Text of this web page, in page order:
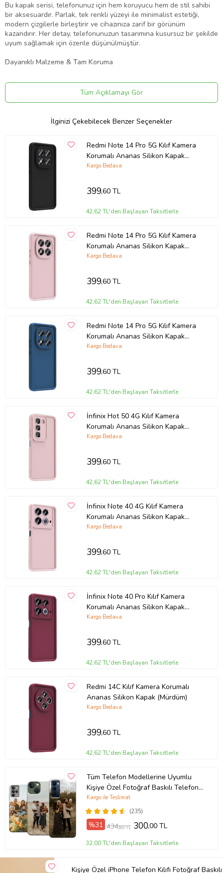
Bu kapak serisi, telefonunuz için hem koruyucu hem de stil sahibi
bir aksesuardır. Parlak, tek renkli yüzeyi ile minimalist estetiği,
modern çizgilerle birleştirir ve cihazınıza zarif bir görünüm
kazandırır. Her detay, telefonunuzun tasarımına kusursuz bir şekilde
uyum sağlamak için özenle düşünülmüştür.
Dayanıklı Malzeme & Tam Koruma
Özel olarak seçilmiş dayanıklı malzemeden üretilen bu kapak,
günlük kullanımda telefonunuzu darbelere, düşmelere ve çiziklere
karşı korur. Kamera lensini saran yüksek kenarlar ve ön yüzeyi
Ergonomik tasarımı, telefonunuza sadece koruma sunmakla kalmaz,
aynı zamanda rahat bir tutuş ve kolay kullanım da sağlar. Tüm
fonksiyonlarına sorunsuz erişimi garanti eder.
Tüm Açıklamayı Gör
İlginizi Çekebilecek Benzer Seçenekler
Redmi Note 14 Pro 5G Kılıf Kamera
Korumalı Ananas Silikon Kapak
(Siyah)
Kargo Bedava
399,60 TL
42,62 TL'den Başlayan Taksitlerle
Redmi Note 14 Pro 5G Kılıf Kamera
Korumalı Ananas Silikon Kapak
(Pembe)
Kargo Bedava
399,60 TL
42,62 TL'den Başlayan Taksitlerle
Redmi Note 14 Pro 5G Kılıf Kamera
Korumalı Ananas Silikon Kapak
(Koyu Yeşil)
Kargo Bedava
399,60 TL
42,62 TL'den Başlayan Taksitlerle
İnfinix Hot 50 4G Kılıf Kamera
Korumalı Ananas Silikon Kapak
(Pembe)
Kargo Bedava
399,60 TL
42,62 TL'den Başlayan Taksitlerle
İnfinix Note 40 4G Kılıf Kamera
Korumalı Ananas Silikon Kapak
(Pembe)
Kargo Bedava
399,60 TL
42,62 TL'den Başlayan Taksitlerle
İnfinix Note 40 Pro Kılıf Kamera
Korumalı Ananas Silikon Kapak
(Mürdüm)
Kargo Bedava
399,60 TL
42,62 TL'den Başlayan Taksitlerle
Redmi 14C Kılıf Kamera Korumalı
Ananas Silikon Kapak (Mürdüm)
Kargo Bedava
399,60 TL
42,62 TL'den Başlayan Taksitlerle
Tüm Telefon Modellerine Uyumlu
Kişiye Özel Fotoğraf Baskılı Telefon
Kılıfı
(235)
Kargo ile Teslimat
%31 434,80 TL 300,00 TL
32,00 TL'den Başlayan Taksitlerle
Kişiye Özel iPhone Telefon Kılıfı Fotoğraf Baskılı